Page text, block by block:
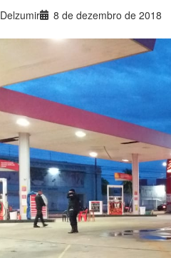
Delzumir 8 de dezembro de 2018